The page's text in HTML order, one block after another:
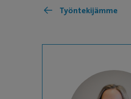
Työntekijämme